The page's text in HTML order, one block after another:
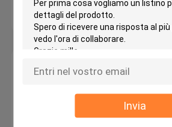
Invia
allume Colore Oro, Argento,
Testa di presa d'aria marina
(con la rete del fuoco) ES125
Cappuccio-galleggiante dello
tanca di zavorra